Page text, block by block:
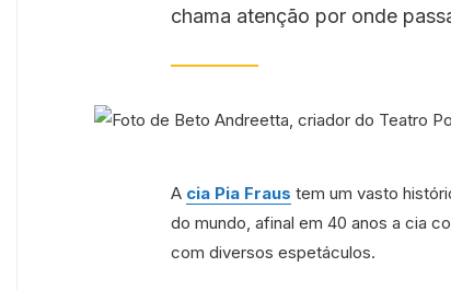
chama atenção por onde
A cia Pia Fraus tem um vasto
do mundo, afinal em 40 anos a cia
com diversos espetáculos.